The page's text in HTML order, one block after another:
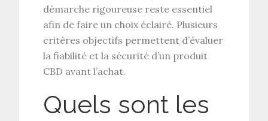
démarche rigoureuse reste essentiel
afin de faire un choix éclairé. Plusieurs
critères objectifs permettent d’évaluer
lafiabilité et la sécurité d’un produit
CBD avant l’achat.
Quels sont les